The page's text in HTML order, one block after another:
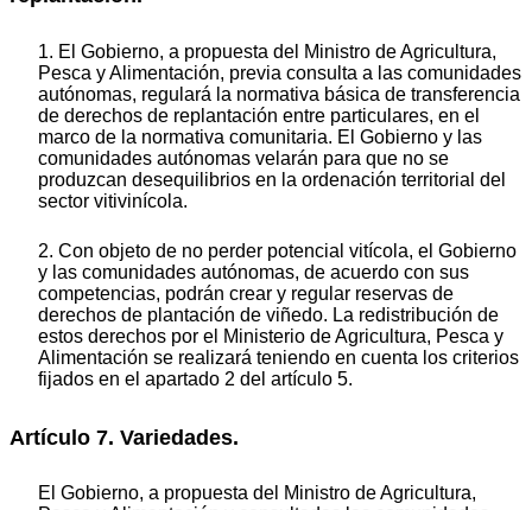
1. El Gobierno, a propuesta del Ministro de Agricultura,
Pesca y Alimentación, previa consulta a las comunidades
autónomas, regulará la normativa básica de transferencia
de derechos de replantación entre particulares, en el
marco de la normativa comunitaria. El Gobierno y las
comunidades autónomas velarán para que no se
produzcan desequilibrios en la ordenación territorial del
sector vitivinícola.
2. Con objeto de no perder potencial vitícola, el Gobierno
y las comunidades autónomas, de acuerdo con sus
competencias, podrán crear y regular reservas de
derechos de plantación de viñedo. La redistribución de
estos derechos por el Ministerio de Agricultura, Pesca y
Alimentación se realizará teniendo en cuenta los criterios
fijados en el apartado 2 del artículo 5.
Artículo 7. Variedades.
El Gobierno, a propuesta del Ministro de Agricultura,